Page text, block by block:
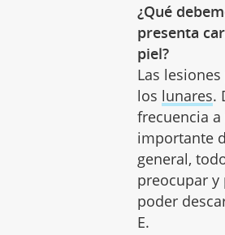
¿Qué
presenta
piel?
Las
los lunares.
frecuencia
importante
general,
preocupar
poder
E.